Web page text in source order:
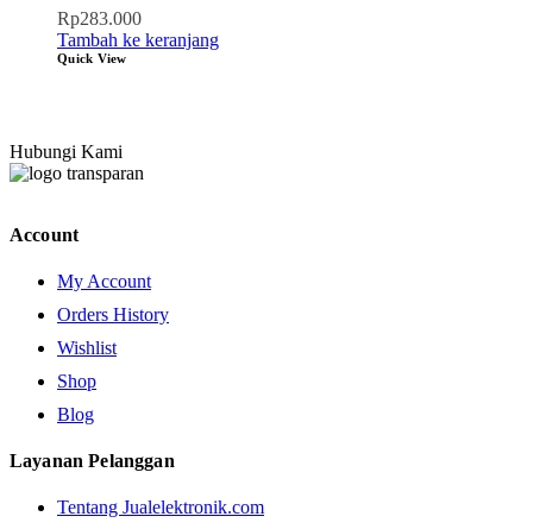
Rp283.000
Tambah ke keranjang
Quick View
Hubungi Kami
Account
My Account
Orders History
Wishlist
Shop
Blog
Layanan Pelanggan
Tentang Jualelektronik.com